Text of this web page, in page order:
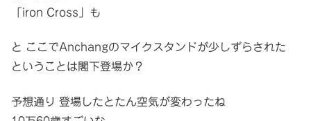
「iron Cross」も
と ここでAnchangのマイクスタンドが少しずらされた
ということは閣下登場か？
予想通り 登場したとたん空気が変わったね